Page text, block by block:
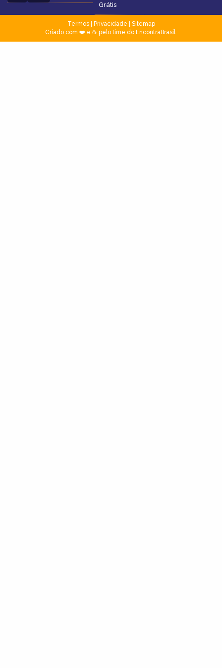
Grátis
Termos| Privacidade
Sitemap
Criado com ❤️ e ☕ pelo time do EncontraBrasil